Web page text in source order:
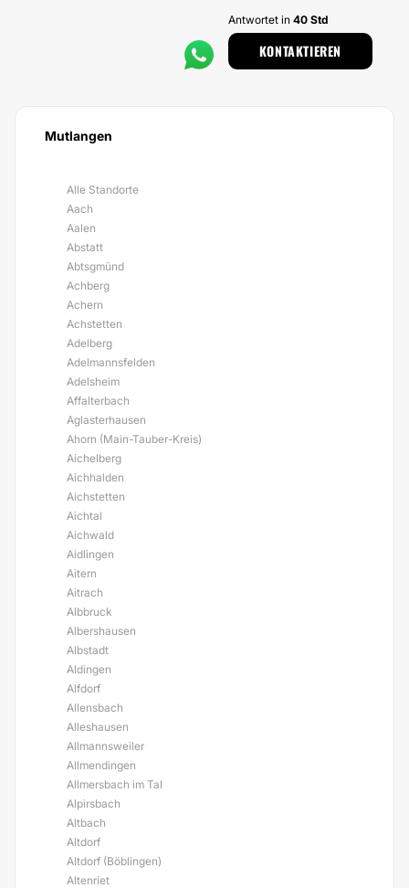
Antwortet in 40 Std
KONTAKTIEREN
Mutlangen
Alle Standorte
Aach
Aalen
Abstatt
Abtsgmünd
Achberg
Achern
Achstetten
Adelberg
Adelmannsfelden
Adelsheim
Affalterbach
Aglasterhausen
Ahorn (Main-Tauber-Kreis)
Aichelberg
Aichhalden
Aichstetten
Aichtal
Aichwald
Aidlingen
Aitern
Aitrach
Albbruck
Albershausen
Albstadt
Aldingen
Alfdorf
Allensbach
Alleshausen
Allmannsweiler
Allmendingen
Allmersbach im Tal
Alpirsbach
Altbach
Altdorf
Altdorf (Böblingen)
Altenriet